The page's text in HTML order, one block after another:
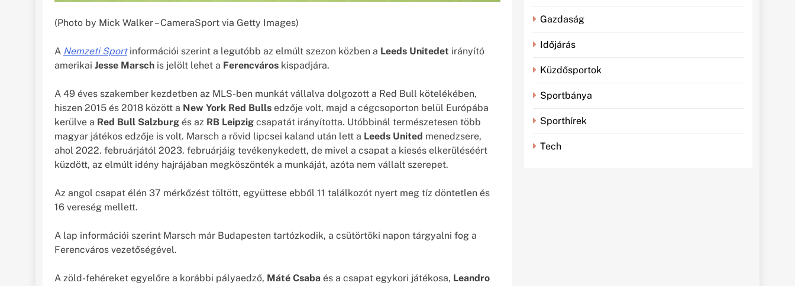
(Photo by Mick Walker – CameraSport via Getty Images)
A Nemzeti Sportinformációi szerint a legutóbb az elmúlt szezon közben a Leeds Unitedet irányító
amerikai Jesse Marsch is jelölt lehet a Ferencváros kispadjára.
A 49 éves szakember kezdetben az MLS-ben munkát vállalva dolgozott a Red Bull kötelékében,
hiszen 2015 és 2018 között a New York Red Bulls edzője volt, majd a cégcsoporton belül Európába
kerülve a Red Bull Salzburg és az RB Leipzig csapatát irányította. Utóbbinál természetesen több
magyar játékos edzője is volt. Marsch a rövid lipcsei kaland után lett a Leeds United menedzsere,
ahol 2022. februárjától 2023. februárjáig tevékenykedett, de mivel a csapat a kiesés elkerüléséért
küzdött, az elmúlt idény hajrájában megköszönték a munkáját, azóta nem vállalt szerepet.
Az angol csapat élén 37 mérkőzést töltött, együttese ebből 11 találkozót nyert meg tíz döntetlen és
16 vereség mellett.
A lap információi szerint Marsch már Budapesten tartózkodik, a csütörtöki napon tárgyalni fog a
Ferencváros vezetőségével.
A zöld-fehéreket egyelőre a korábbi pályaedző, Máté Csaba és a csapat egykori játékosa, Leandro
Gazdaság
Időjárás
Küzdősportok
Sportbánya
Sporthírek
Tech